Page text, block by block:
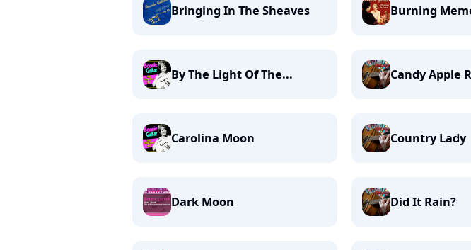
Bringing In The Sheaves Burning
By The Light Of The... Candy Apple
Carolina Moon Country Lady
Dark Moon Did It Rain?